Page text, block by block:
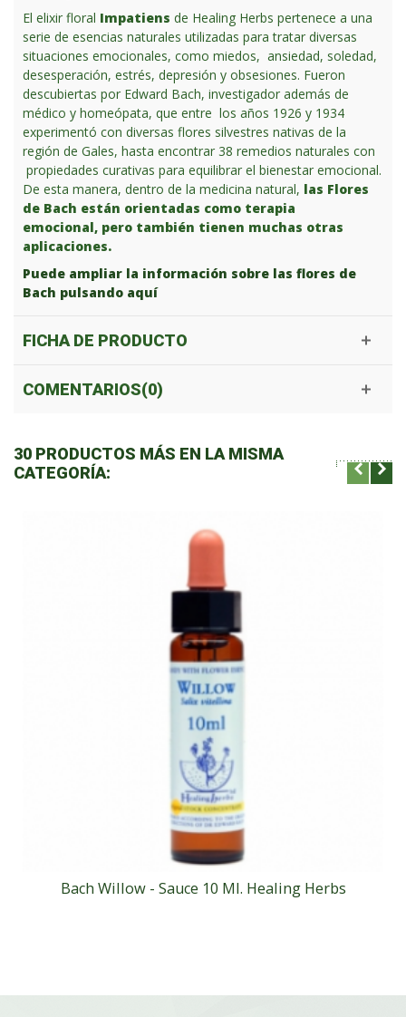
El elixir floral Impatiens de Healing Herbs pertenece a una
serie de esencias naturales utilizadas para tratar diversas
situaciones emocionales, como miedos, ansiedad, soledad,
desesperación, estrés, depresión y obsesiones. Fueron
descubiertas por Edward Bach, investigador además de
médico y homeópata, que entre los años 1926 y 1934
experimentó con diversas flores silvestres nativas de la
región de Gales, hasta encontrar 38 remedios naturales con
propiedades curativas para equilibrar el bienestar emocional.
De esta manera, dentro de la medicina natural, las Flores
de Bach están orientadas como terapia
emocional, pero también tienen muchas otras
aplicaciones.
Puede ampliar la información sobre las flores de
Bach pulsando aquí
FICHA DE PRODUCTO
COMENTARIOS(0)
30 PRODUCTOS MÁS EN LA MISMA
CATEGORÍA:
Bach Willow - Sauce 10 Ml. Healing Herbs